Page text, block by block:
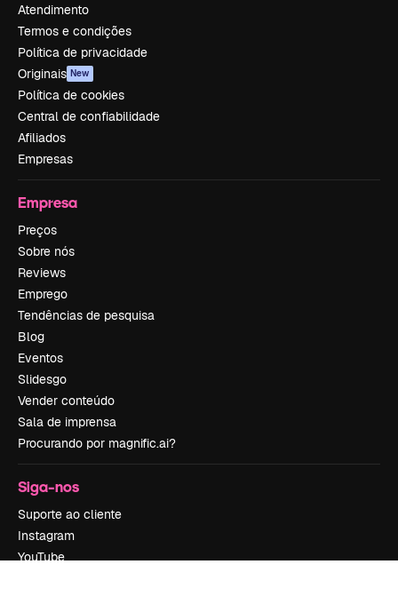
Atendimento
Termos e condições
Política de privacidade
Originais New
Política de cookies
Central de confiabilidade
Afiliados
Empresas
Empresa
Preços
Sobre nós
Reviews
Emprego
Tendências de pesquisa
Blog
Eventos
Slidesgo
Vender conteúdo
Sala de imprensa
Procurando por magnific.ai?
Siga-nos
Suporte ao cliente
Instagram
YouTube